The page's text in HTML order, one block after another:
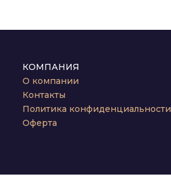
КОМПАНИЯ
О компании
Контакты
Политика конфиденциальности
Оферта